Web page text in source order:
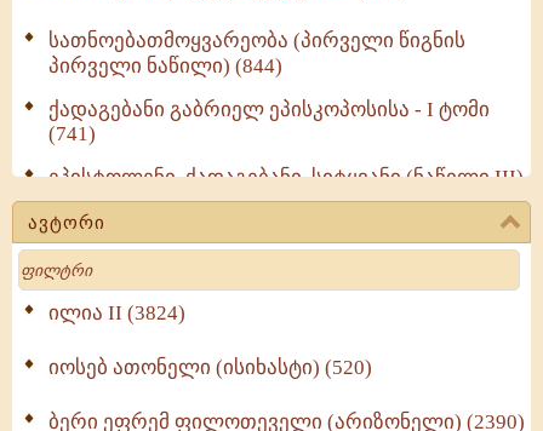
სათნოებათმოყვარეობა (პირველი წიგნის
პირველი ნაწილი) (844)
ქადაგებანი გაბრიელ ეპისკოპოსისა - I ტომი
(741)
ეპისტოლენი, ქადაგებანი, სიტყვანი (ნაწილი III)
(723)
მოძღვრის ძალზე სასარგებლო რჩევები
მრევლისათვის (545)
Wisdomge (514)
ქადაგებანი გაბრიელ ეპისკოპოსისა - II ტომი
ავტორი
Search
ილია II (3824)
იოსებ ათონელი (ისიხასტი) (520)
ბერი ეფრემ ფილოთეველი (არიზონელი) (2390)